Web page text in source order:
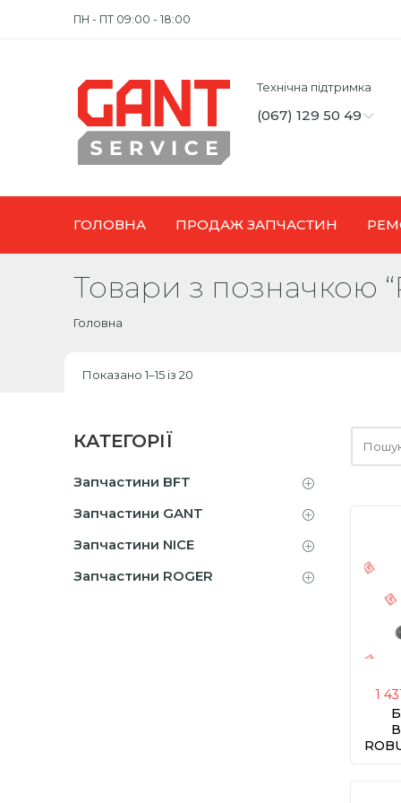
ПН - ПТ 09:00 - 18:00
Технічна підтримка
(067) 129 50 49
ГОЛОВНА ПРОДАЖ ЗАПЧАСТИН
Товари з позначкою
Головна
Показано 1–15 із 20
тут
1
КАТЕГОРІЇ
Запчастини BFT
Запчастини GANT
Запчастини NICE
Запчастини ROGER